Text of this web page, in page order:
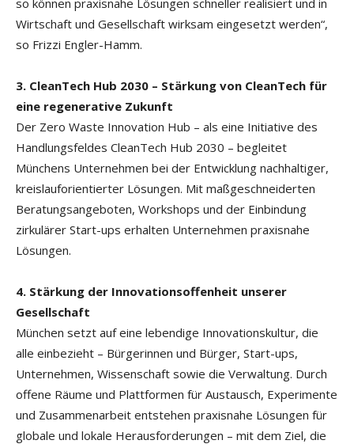
Wirtschaft und Gesellschaft wirksam eingesetzt werden“,
so Frizzi Engler-Hamm.
3. CleanTech Hub 2030 – Stärkung von CleanTech für
eine regenerative Zukunft
Der Zero Waste Innovation Hub – als eine Initiative des
Handlungsfeldes CleanTech Hub 2030 – begleitet
Münchens Unternehmen bei der Entwicklung nachhaltiger,
kreislauforientierter Lösungen. Mit maßgeschneiderten
Beratungsangeboten, Workshops und der Einbindung
zirkulärer Start-ups erhalten Unternehmen praxisnahe
Lösungen.
4. Stärkung der Innovationsoffenheit unserer
Gesellschaft
München setzt auf eine lebendige Innovationskultur, die
alle einbezieht – Bürgerinnen und Bürger, Start-ups,
Unternehmen, Wissenschaft sowie die Verwaltung. Durch
offene Räume und Plattformen für Austausch, Experimente
und Zusammenarbeit entstehen praxisnahe Lösungen für
globale und lokale Herausforderungen – mit dem Ziel, die